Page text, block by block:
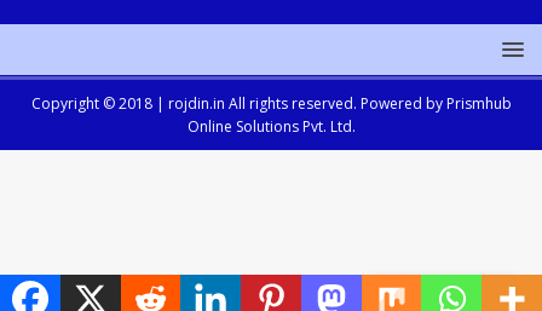
Copyright © 2018 | rojdin.in All rights reserved. Powered by Prismhub
Online Solutions Pvt. Ltd.
Translate »